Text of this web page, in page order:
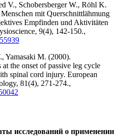
V., Schobersberger W., Röhl K.
mit Querschnittlähmung
Empfinden und Aktivitäten
9(4), 142-150.,
Yamasaki M. (2000).
at the onset of passive leg cycle
spinal cord injury. European
81(4), 271-274.,
исследований о применении